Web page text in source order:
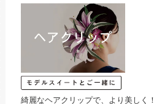
綺麗なヘアクリップで、より美しく！